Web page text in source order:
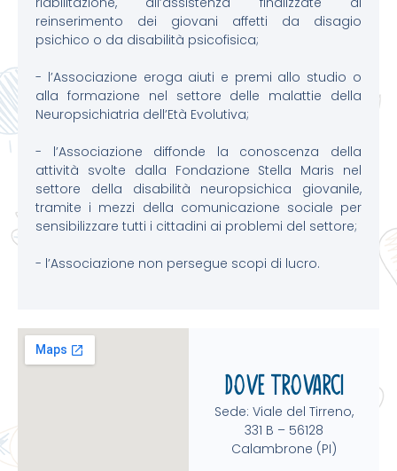
reinserimento dei giovani affetti da disagio
psichico o da disabilità psicofisica;
- l’Associazione eroga aiuti e premi allo studio o
alla formazione nel settore delle malattie della
Neuropsichiatria dell’Età Evolutiva;
- l’Associazione diffonde la conoscenza della
attività svolte dalla Fondazione Stella Maris nel
settore della disabilità neuropsichica giovanile,
tramite i mezzi della comunicazione sociale per
sensibilizzare tutti i cittadini ai problemi del settore;
- l’Associazione non persegue scopi di lucro.
Dove trovarci
Sede: Viale del Tirreno,
331 B – 56128
Calambrone (PI)